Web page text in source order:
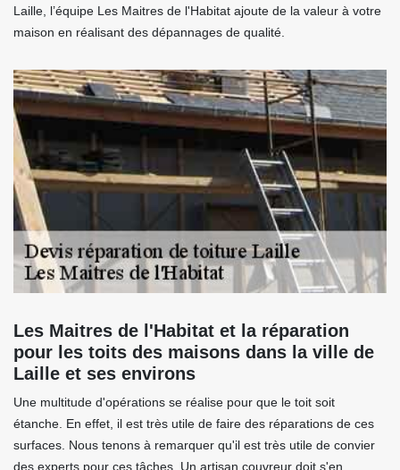
Laille, l’équipe Les Maitres de l'Habitat ajoute de la valeur à votre
maison en réalisant des dépannages de qualité.
Les Maitres de l'Habitat et la réparation
pour les toits des maisons dans la ville de
Laille et ses environs
Une multitude d'opérations se réalise pour que le toit soit
étanche. En effet, il est très utile de faire des réparations de ces
surfaces. Nous tenons à remarquer qu'il est très utile de convier
des experts pour ces tâches. Un artisan couvreur doit s'en